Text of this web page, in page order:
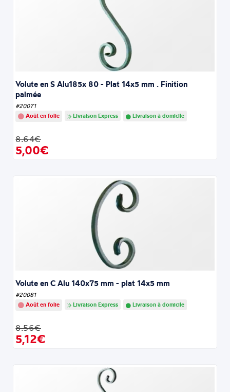
Volute en S Alu185x 80 - Plat 14x5 mm . Finition
palmée
#20071
Août en folie
Livraison Express Livraison à domicile
8.64€
5,00€
Volute en C Alu 140x75 mm - plat 14x5 mm
#20081
Août en folie
Livraison Express Livraison à domicile
8.56€
5,12€